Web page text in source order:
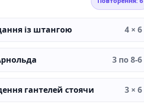
із штангою 4 × 6
3 по 8-6
гантелей стоячи 3 × 6